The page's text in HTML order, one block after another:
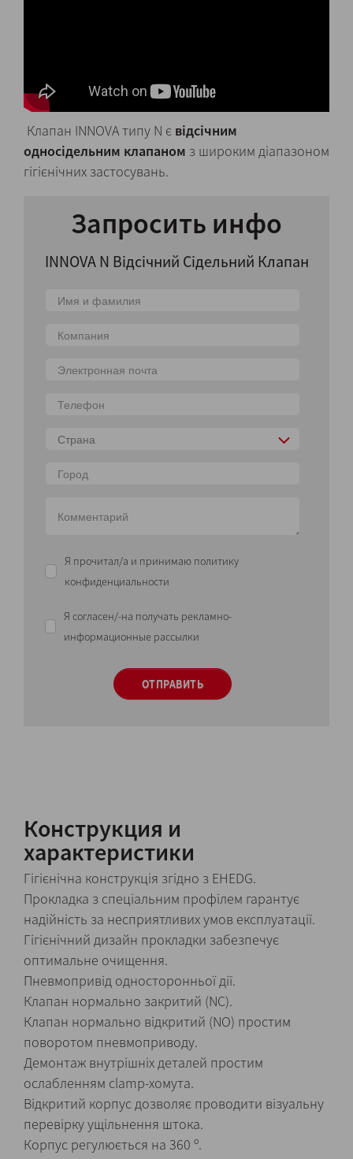
Клапан INNOVA типу N є відсічним
односідельним клапаном з широким діапазоном
гігієнічних застосувань.
Запросить инфо
INNOVA N Відсічний Сідельний Клапан
Страна
Я прочитал/а и принимаю политику
конфиденциальности
Я согласен/-на получать рекламно-
информационные рассылки
ОТПРАВИТЬ
Конструкция и
характеристики
Гігієнічна конструкція згідно з EHEDG.
Прокладка з спеціальним профілем гарантує
надійність за несприятливих умов експлуатації.
Гігієнічний дизайн прокладки забезпечує
оптимальне очищення.
Пневмопривід односторонньої дії.
Клапан нормально закритий (NC).
Клапан нормально відкритий (NO) простим
поворотом пневмоприводу.
Демонтаж внутрішніх деталей простим
ослабленням clamp-хомута.
Відкритий корпус дозволяє проводити візуальну
перевірку ущільнення штока.
Корпус регулюється на 360 º.